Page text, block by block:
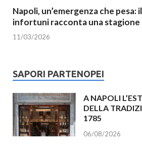
Napoli, un’emergenza che pesa:
infortuni racconta una
11/03/2026
SAPORI PARTENOPEI
A NAPOLI
DELLA
1785
06/08/2026